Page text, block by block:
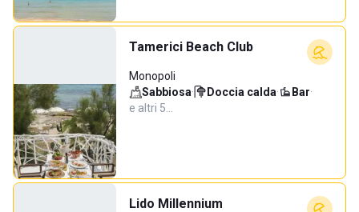
Tamerici Beach Club
Monopoli
Sabbiosa· Doccia calda· Bar·
e altri 5…
Lido Millennium